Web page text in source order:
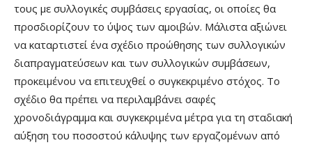
τους με συλλογικές συμβάσεις εργασίας, οι οποίες θα
προσδιορίζουν το ύψος των αμοιβών. Μάλιστα αξιώνει
να καταρτιστεί ένα σχέδιο προώθησης των συλλογικών
διαπραγματεύσεων και των συλλογικών συμβάσεων,
προκειμένου να επιτευχθεί ο συγκεκριμένο στόχος. Το
σχέδιο θα πρέπει να περιλαμβάνει σαφές
χρονοδιάγραμμα και συγκεκριμένα μέτρα για τη σταδιακή
αύξηση του ποσοστού κάλυψης των εργαζομένων από